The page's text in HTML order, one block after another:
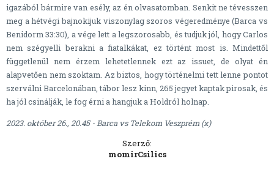
igazából bármire van esély, az én olvasatomban. Senkit ne tévesszen
meg a hétvégi bajnokijuk viszonylag szoros végeredménye (Barca vs
Benidorm 33:30), a vége lett a legszorosabb, és tudjuk jól, hogy Carlos
nem szégyelli berakni a fiatalkákat, ez történt most is. Mindettől
függetlenül nem érzem lehetetlennek ezt az issuet, de olyat én
alapvetően nem szoktam. Az biztos, hogy történelmi tett lenne pontot
szerválni Barcelonában, tábor lesz kinn, 265 jegyet kaptak pirosak, és
ha jól csinálják, le fog érni a hangjuk a Holdról holnap.
2023. október 26., 20.45 - Barca vs Telekom Veszprém (x)
Szerző:
momirCsilics